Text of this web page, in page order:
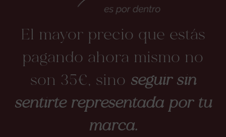
El mayor precio que estás
pagando ahora mismo no
son 35€, sino seguir sin
sentirte representada por tu
marca.